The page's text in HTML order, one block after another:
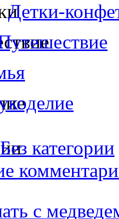
Детки-
Без категории
с